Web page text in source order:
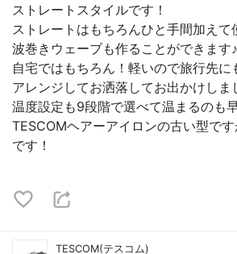
ストレートスタイルです！
ストレートはもちろんひと手間加えて
波巻きウェーブも作ることができます♪
自宅ではもちろん！軽いので旅行先に
アレンジしてお洒落してお出かけしま
温度設定も9段階で選べて温まるのも
TESCOMヘアーアイロンの古い型で
です！
TESCOM(テスコム)